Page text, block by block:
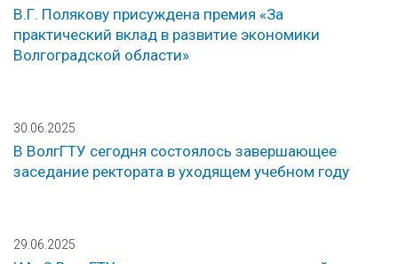
В.Г. Полякову присуждена премия «За
практический вклад в развитие экономики
Волгоградской области»
30.06.2025
В ВолгГТУ сегодня состоялось завершающее
заседание ректората в уходящем учебном году
29.06.2025